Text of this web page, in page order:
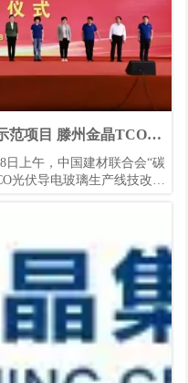
范项目 滕州金晶TCO光
升级项目投产
上午，中国建材联合会“碳
伏导电玻璃生产线技改升